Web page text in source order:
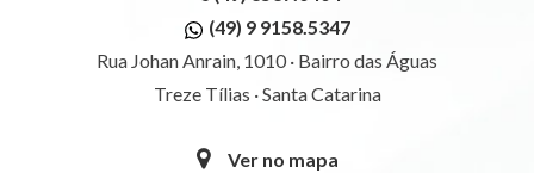
(49) 9 9158.5347
Rua Johan Anrain, 1010 · Bairro das Águas
Treze Tílias · Santa Catarina
Ver no mapa